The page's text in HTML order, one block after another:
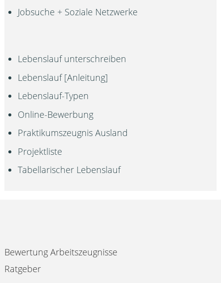
Jobsuche + Soziale Netzwerke
Lebenslauf unterschreiben
Lebenslauf [Anleitung]
Lebenslauf-Typen
Online-Bewerbung
Praktikumszeugnis Ausland
Projektliste
Tabellarischer Lebenslauf
Bewertung Arbeitszeugnisse
Ratgeber